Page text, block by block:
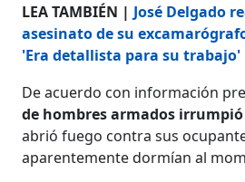
LEA TAMBIÉN | José Delgado
asesinato de su
'Era detallista para su trabajo'
De acuerdo con información
de hombres armados
abrió fuego contra sus
aparentemente dormían al